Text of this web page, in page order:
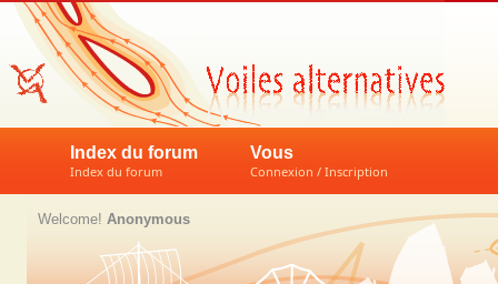
Index du forum
Index du forum
Vous
Connexion / Inscription
Welcome! Anonymous